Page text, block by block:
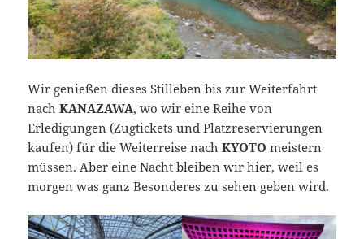
Wir genießen dieses Stilleben bis zur Weiterfahrt
nachKANAZAWA, wo wir eine Reihe von
Erledigungen (Zugtickets und Platzreservierungen
kaufen) für die Weiterreise nachKYOTOmeistern
müssen. Aber eine Nacht bleiben wir hier, weil es
morgen was ganz Besonderes zu sehen geben wird.